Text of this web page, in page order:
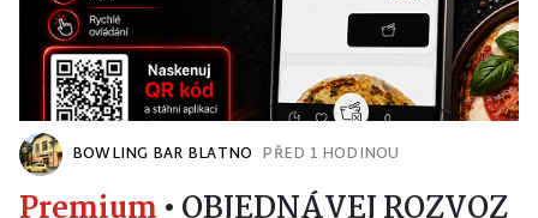
BOWLING BAR BLATNO PŘED 1 HODINOU